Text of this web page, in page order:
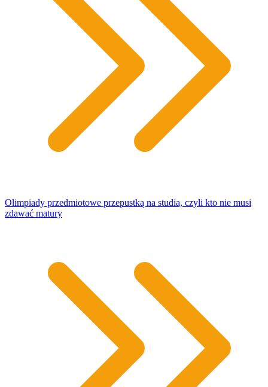
Olimpiady przedmiotowe przepustką na studia, czyli kto nie musi
zdawać matury